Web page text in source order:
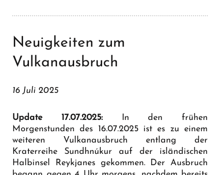
Neuigkeiten zum
Vulkanausbruch
16 Juli 2025
Update 17.07.2025:
In den frühen
Morgenstunden des 16.07.2025 ist es zu einem
weiteren Vulkanausbruch entlang der
Kraterreihe Sundhnúkur auf der isländischen
Halbinsel Reykjanes gekommen. Der Ausbruch